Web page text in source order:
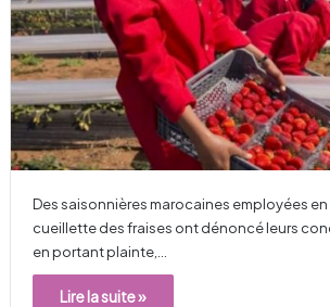
Des saisonnières marocaines employées en
cueillette des fraises ont dénoncé leurs
en portant plainte,…
Lire la suite »